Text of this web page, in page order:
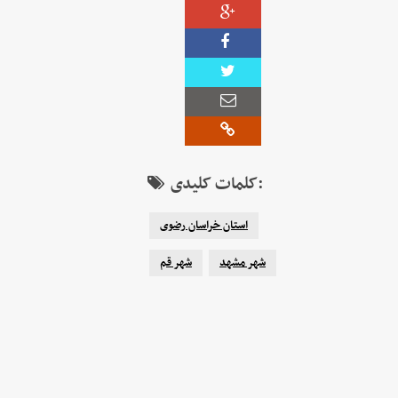
کلمات کلیدی:
استان خراسان رضوی
شهر قم
شهر مشهد